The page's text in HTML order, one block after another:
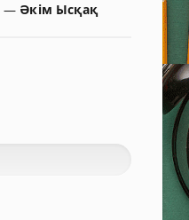
— Әкім Ысқақ